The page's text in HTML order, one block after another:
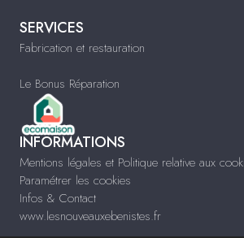
SERVICES
Fabrication et restauration
Le Bonus Réparation
INFORMATIONS
Mentions légales et Politique relative aux
Paramétrer les cookies
Infos & Contact
www.lesnouveauxebenistes.fr